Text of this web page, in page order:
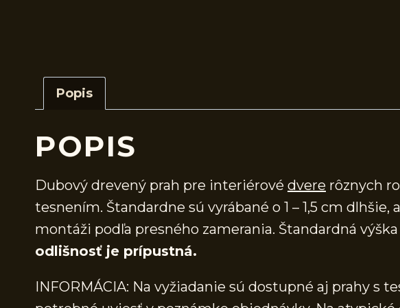
Popis
POPIS
Dubový drevený prah pre interiérové dvere rôznych
tesnením. Štandardne sú vyrábané o 1 – 1,5 cm
montáži podľa presného zamerania. Štandardná
odlišnosť je prípustná.
INFORMÁCIA: Na vyžiadanie sú dostupné aj prahy s